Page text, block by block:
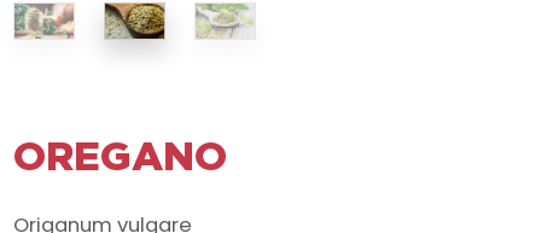
OREGANO
Origanum vulgare